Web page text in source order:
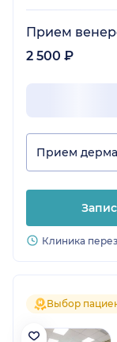
Прием
2 500 ₽
Прием
Клиника
Выбор